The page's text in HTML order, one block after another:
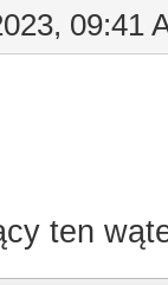
09:41
ten